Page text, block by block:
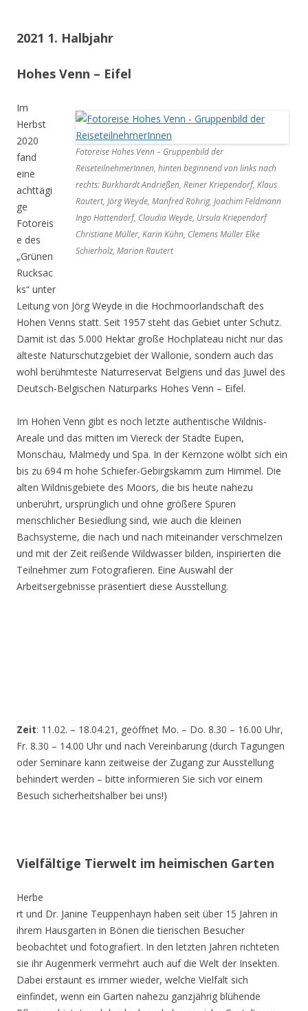
2021 1. Halbjahr
Hohes Venn – Eifel
Fotoreise Hohes Venn – Gruppenbild der
ReiseteilnehmerInnen, hinten beginnend von links nach
rechts: Burkhardt Andrießen, Reiner Kriependorf, Klaus
Rautert, Jörg Weyde, Manfred Röhrig, Joachim Feldmann
Ingo Hattendorf, Claudia Weyde, Ursula Kriependorf
Christiane Müller, Karin Kühn, Clemens Müller Elke
Schierholz, Marion Rautert
Im
Herbst
2020
fand
eine
achttägi
ge
Fotoreis
e des
„Grünen
Rucksac
ks“ unter
Leitung von Jörg Weyde in die Hochmoorlandschaft des
Hohen Venns statt. Seit 1957 steht das Gebiet unter Schutz.
Damit ist das 5.000 Hektar große Hochplateau nicht nur das
älteste Naturschutzgebiet der Wallonie, sondern auch das
wohl berühmteste Naturreservat Belgiens und das Juwel des
Deutsch-Belgischen Naturparks Hohes Venn – Eifel.
Im Hohen Venn gibt es noch letzte authentische Wildnis-
Areale und das mitten im Viereck der Städte Eupen,
Monschau, Malmedy und Spa. In der Kernzone wölbt sich ein
bis zu 694 m hohe Schiefer-Gebirgskamm zum Himmel. Die
alten Wildnisgebiete des Moors, die bis heute nahezu
unberührt, ursprünglich und ohne größere Spuren
menschlicher Besiedlung sind, wie auch die kleinen
Bachsysteme, die nach und nach miteinander verschmelzen
und mit der Zeit reißende Wildwasser bilden, inspirierten die
Teilnehmer zum Fotografieren. Eine Auswahl der
Arbeitsergebnisse präsentiert diese Ausstellung.
Zeit: 11.02. – 18.04.21, geöffnet Mo. – Do. 8.30 – 16.00 Uhr,
Fr. 8.30 – 14.00 Uhr und nach Vereinbarung (durch Tagungen
oder Seminare kann zeitweise der Zugang zur Ausstellung
behindert werden – bitte informieren Sie sich vor einem
Besuch sicherheitshalber bei uns!)
Vielfältige Tierwelt im heimischen Garten
Herbe
rt und Dr. Janine Teuppenhayn haben seit über 15 Jahren in
ihrem Hausgarten in Bönen die tierischen Besucher
beobachtet und fotografiert. In den letzten Jahren richteten
sie ihr Augenmerk vermehrt auch auf die Welt der Insekten.
Dabei erstaunt es immer wieder, welche Vielfalt sich
einfindet, wenn ein Garten nahezu ganzjährig blühende